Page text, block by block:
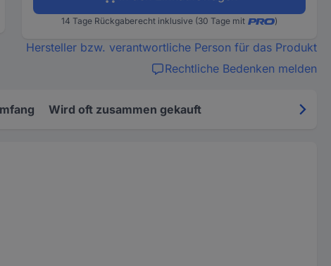
14 Tage Rückgaberecht inklusive (30 Tage mit )
Hersteller bzw. verantwortliche Person für das Produkt
Rechtliche Bedenken melden
Wird oft zusammen gekauft